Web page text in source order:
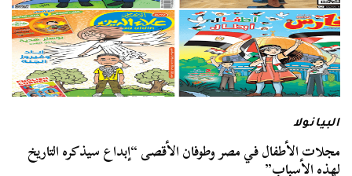
البيانولا
مجلات الأطفال في مصر وطوفان الأقصى “إبداع سيذكره التاريخ
لهذه الأسباب”